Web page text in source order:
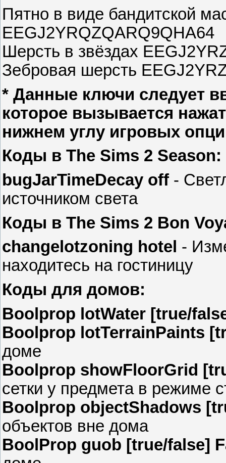
Пятно в виде бандитской
EEGJ2YRQZQARQ9QHA64
Шерсть в звёздах
Зебровая шерсть
* Данные ключи следует
которое вызывается
нижнем углу игровых
Коды в The Sims 2 Season:
bugJarTimeDecay off -
источником света
Коды в The Sims 2 Bon
changelotzoning hotel -
находитесь на гостиницу
Коды для домов:
Boolprop lotWater [true/
Boolprop lotTerrainPaints
доме
Boolprop showFloorGrid
сетки у предмета в режиме
Boolprop objectShadows
объектов вне дома
BoolProp guob [true/false]